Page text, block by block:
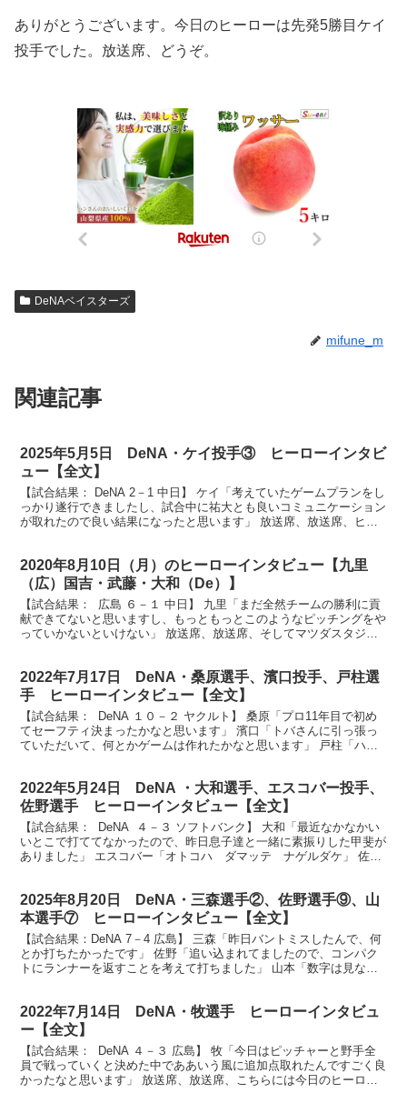
ありがとうございます。今日のヒーローは先発5勝目ケイ
投手でした。放送席、どうぞ。
DeNAベイスターズ
mifune_m
関連記事
2025年5月5日 DeNA・ケイ投手③ ヒーローインタビ
ュー【全文】
【試合結果： DeNA 2－1 中日】 ケイ「考えていたゲームプランをし
っかり遂行できましたし、試合中に祐大とも良いコミュニケーション
が取れたので良い結果になったと思います」 放送席、放送席、ヒー
2020年8月10日（月）のヒーローインタビュー【九里
（広）国吉・武藤・大和（De）】
【試合結果： 広島 ６－１ 中日】 九里「まだ全然チームの勝利に貢
献できてないと思いますし、もっともっとこのようなピッチングをや
っていかないといけない」 放送席、放送席、そしてマツダスタジア
2022年7月17日 DeNA・桑原選手、濱口投手、戸柱選
手 ヒーローインタビュー【全文】
【試合結果： DeNA １０－２ ヤクルト】 桑原「プロ11年目で初め
てセーフティ決まったかなと思います」 濱口「トバさんに引っ張っ
ていただいて、何とかゲームは作れたかなと思います」 戸柱「ハマ
2022年5月24日 DeNA ・大和選手、エスコバー投手、
佐野選手 ヒーローインタビュー【全文】
【試合結果： DeNA ４－３ ソフトバンク】 大和「最近なかなかい
いとこで打ててなかったので、昨日息子達と一緒に素振りした甲斐が
ありました」 エスコバー「オトコハ ダマッテ ナゲルダケ」 佐野
2025年8月20日 DeNA・三森選手②、佐野選手⑨、山
本選手⑦ ヒーローインタビュー【全文】
【試合結果：DeNA 7－4 広島】 三森「昨日バントミスしたんで、何
とか打ちたかったです」 佐野「追い込まれてましたので、コンパク
トにランナーを返すことを考えて打ちました」 山本「数字は見ない
2022年7月14日 DeNA・牧選手 ヒーローインタビュ
ー【全文】
【試合結果： DeNA ４－３ 広島】 牧「今日はピッチャーと野手全
員で戦っていくと決めた中でああいう風に追加点取れたんですごく良
かったなと思います」 放送席、放送席、こちらには今日のヒーロー